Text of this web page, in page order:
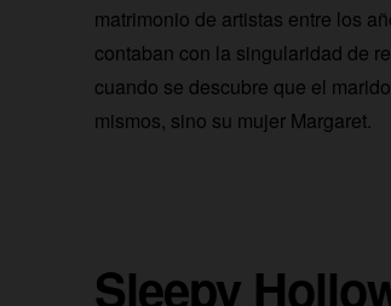
matrimonio de artistas entre los
contaban con la singularidad de
cuando se descubre que el
mismos, sino su mujer Margaret.
Sleepy